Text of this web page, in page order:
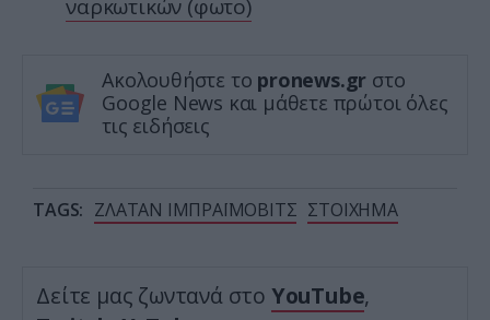
ναρκωτικών (φωτο)
Ακολουθήστε το pronews.gr στο
Google News και μάθετε πρώτοι όλες
τις ειδήσεις
TAGS: ΖΛΑΤΑΝ ΙΜΠΡΑΪΜΟΒΙΤΣ ΣΤΟΙΧΗΜΑ
Δείτε μας ζωντανά στο YouTube,